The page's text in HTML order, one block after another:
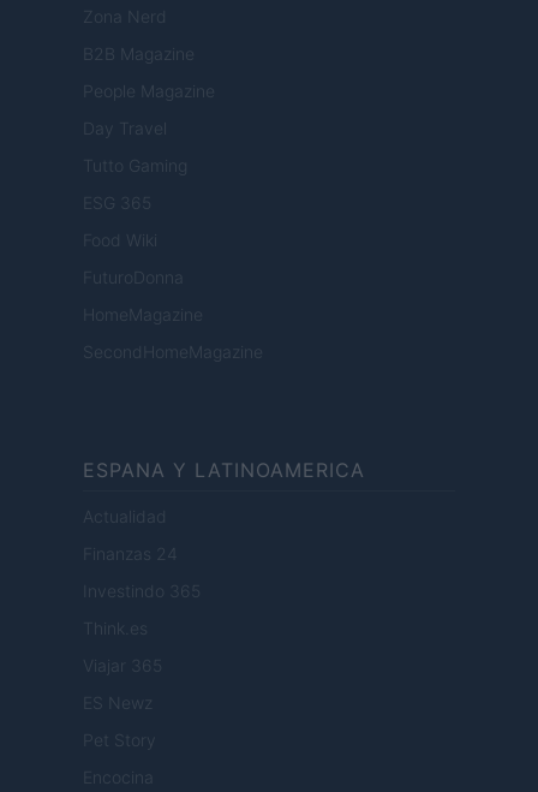
Zona Nerd
B2B Magazine
People Magazine
Day Travel
Tutto Gaming
ESG 365
Food Wiki
FuturoDonna
HomeMagazine
SecondHomeMagazine
ESPANA Y LATINOAMERICA
Actualidad
Finanzas 24
Investindo 365
Think.es
Viajar 365
ES Newz
Pet Story
Encocina